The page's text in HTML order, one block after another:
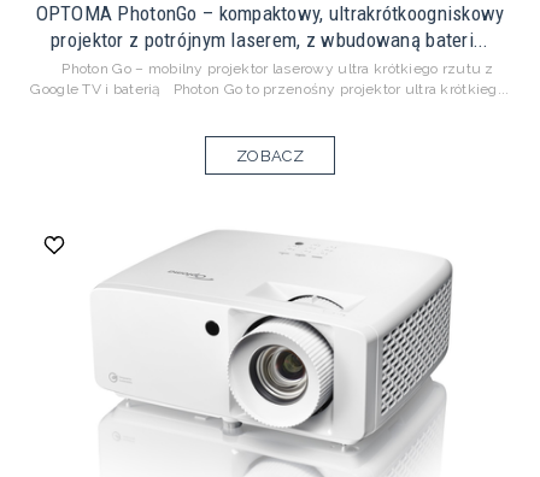
OPTOMA PhotonGo – kompaktowy, ultrakrótkoogniskowy
projektor z potrójnym laserem, z wbudowaną bateri...
Photon Go – mobilny projektor laserowy ultra krótkiego rzutu z
Google TV i baterią Photon Go to przenośny projektor ultra krótkieg...
ZOBACZ